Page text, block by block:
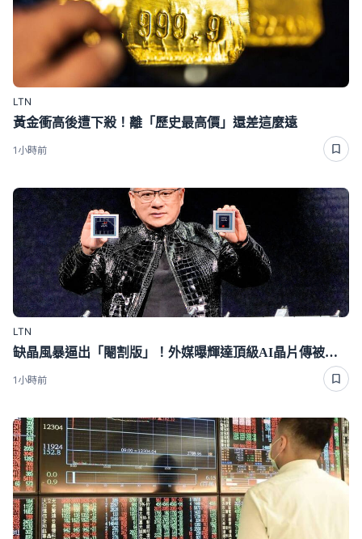
LTN
黃金衝高後遭下殺！離「歷史最高價」還差這麼遠
1小時前
LTN
缺晶風暴逼出「閹割版」！外媒曝輝達頂級AI晶片傳被迫降規
1小時前